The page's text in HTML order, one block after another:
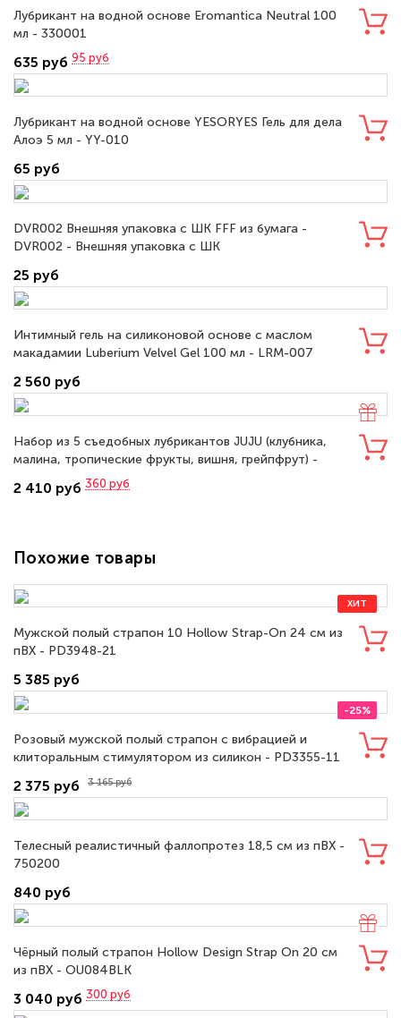
Лубрикант на водной основе Eromantica Neutral 100
мл - 330001
635 руб 95 руб
Лубрикант на водной основе YESORYES Гель для дела
Алоэ 5 мл - YY-010
65 руб
DVR002 Внешняя упаковка с ШК FFF из бумага -
DVR002 - Внешняя упаковка с ШК
25 руб
Интимный гель на силиконовой основе с маслом
макадамии Luberium Velvel Gel 100 мл - LRM-007
2 560 руб
Набор из 5 съедобных лубрикантов JUJU (клубника,
малина, тропические фрукты, вишня, грейпфрут) -
2 410 руб 360 руб
Похожие товары
ХИТ
Мужской полый страпон 10 Hollow Strap-On 24 см из
пВХ - PD3948-21
5 385 руб
-25%
Розовый мужской полый страпон с вибрацией и
клиторальным стимулятором из силикон - PD3355-11
2 375 руб 3 165 руб
Телесный реалистичный фаллопротез 18,5 см из пВХ -
750200
840 руб
Чёрный полый страпон Hollow Design Strap On 20 см
из пВХ - OU084BLK
3 040 руб 300 руб